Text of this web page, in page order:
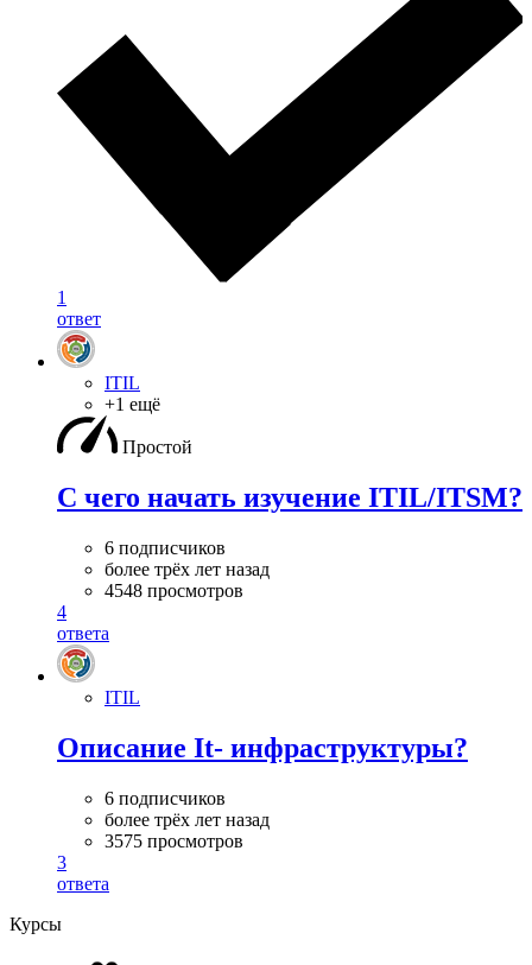
1
ответ
ITIL
+1 ещё
Простой
С чего начать изучение ITIL/ITSM?
6 подписчиков
более трёх лет назад
4548 просмотров
4
ответа
ITIL
Описание It- инфраструктуры?
6 подписчиков
более трёх лет назад
3575 просмотров
3
ответа
Курсы